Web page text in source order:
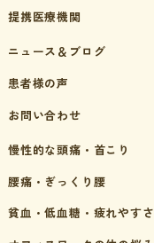
提携医療機関
ニュース＆ブログ
患者様の声
お問い合わせ
慢性的な頭痛・首こり
腰痛・ぎっくり腰
貧血・低血糖・疲れやすさ